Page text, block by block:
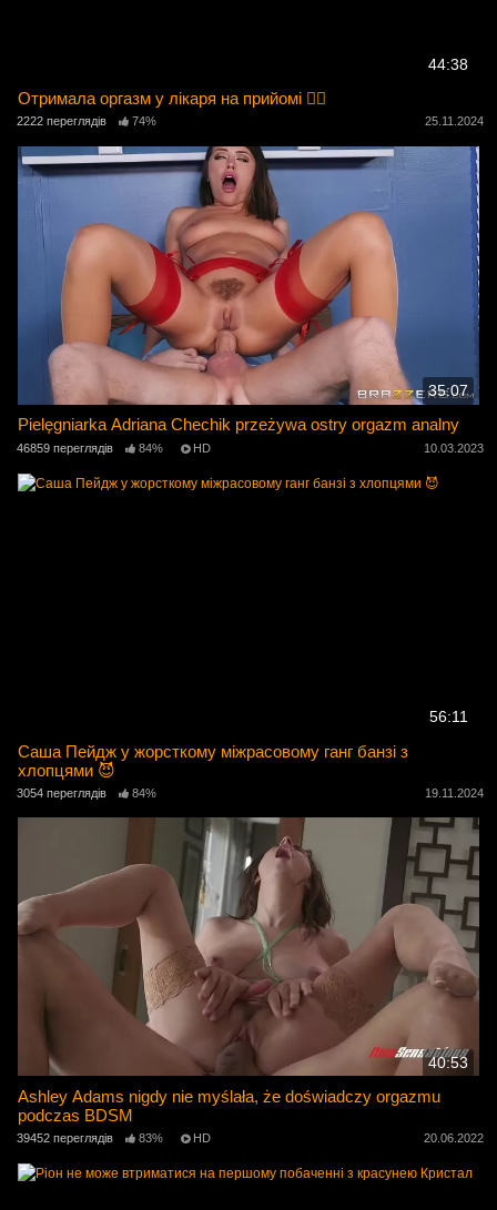
44:38
Отримала оргазм у лікаря на прийомі 👩‍⚕️
2222 переглядів 74% 25.11.2024
35:07
Pielęgniarka Adriana Chechik przeżywa ostry orgazm analny
46859 переглядів 84% HD 10.03.2023
56:11
Саша Пейдж у жорсткому міжрасовому ганг банзі з
хлопцями 😈
3054 переглядів 84% 19.11.2024
40:53
Ashley Adams nigdy nie myślała, że ​​doświadczy orgazmu
podczas BDSM
39452 переглядів 83% HD 20.06.2022